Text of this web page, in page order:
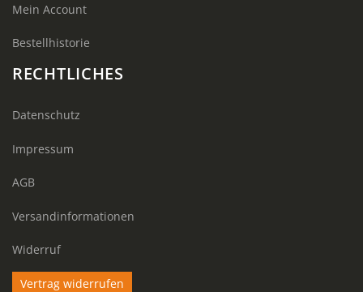
Mein Account
Bestellhistorie
RECHTLICHES
Datenschutz
Impressum
AGB
Versandinformationen
Widerruf
Vertrag widerrufen